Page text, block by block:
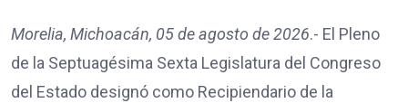
Morelia, Michoacán, 05 de agosto de 2026.- El Pleno
de la Septuagésima Sexta Legislatura del Congreso
del Estado designó como Recipiendario de la